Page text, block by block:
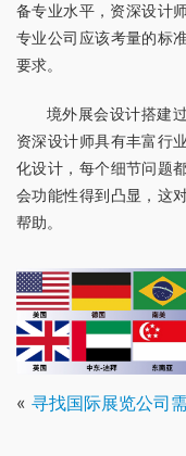
备专业水平，资深设计
专业公司应该考量的标
要求。
境外展会设计搭建
资深设计师具有丰富行
化设计，每个细节问题
会功能性得到凸显，这
帮助。
« 寻找国际展览公司